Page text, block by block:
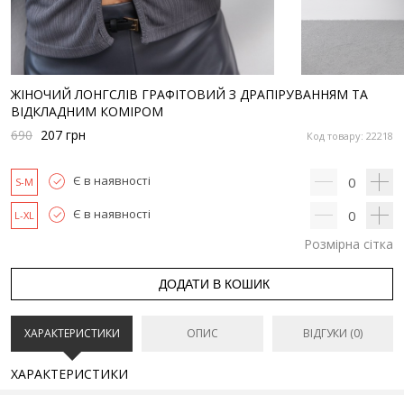
ЖІНОЧИЙ ЛОНГСЛІВ ГРАФІТОВИЙ З ДРАПІРУВАННЯМ ТА
ВІДКЛАДНИМ КОМІРОМ
Код товару: 22218
690 207 грн
S-M Є в наявності 0
L-XL Є в наявності 0
Розмірна сітка
ДОДАТИ В КОШИК
ХАРАКТЕРИСТИКИ ОПИС ВІДГУКИ (0)
ХАРАКТЕРИСТИКИ